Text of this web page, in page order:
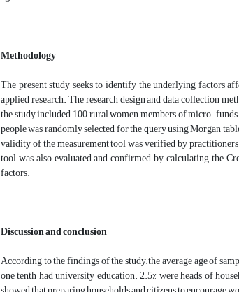
Methodology
The present study seeks to identify the underlying factors
applied research. The research design and data collection
the study included 100 rural women members of micro-
people was randomly selected for the query using Morgan
validity of the measurement tool was verified by
tool was also evaluated and confirmed by calculating the
factors.
Discussion and conclusion
According to the findings of the study, the average age of
one tenth had university education. 2.5% were heads of